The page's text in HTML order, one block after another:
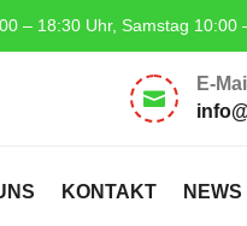
– 18:30 Uhr, Samstag 10:00

E-Mail
KONTAKT NEWS